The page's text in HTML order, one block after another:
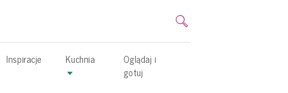
Inspiracje Kuchnia
Oglądaj i
gotuj